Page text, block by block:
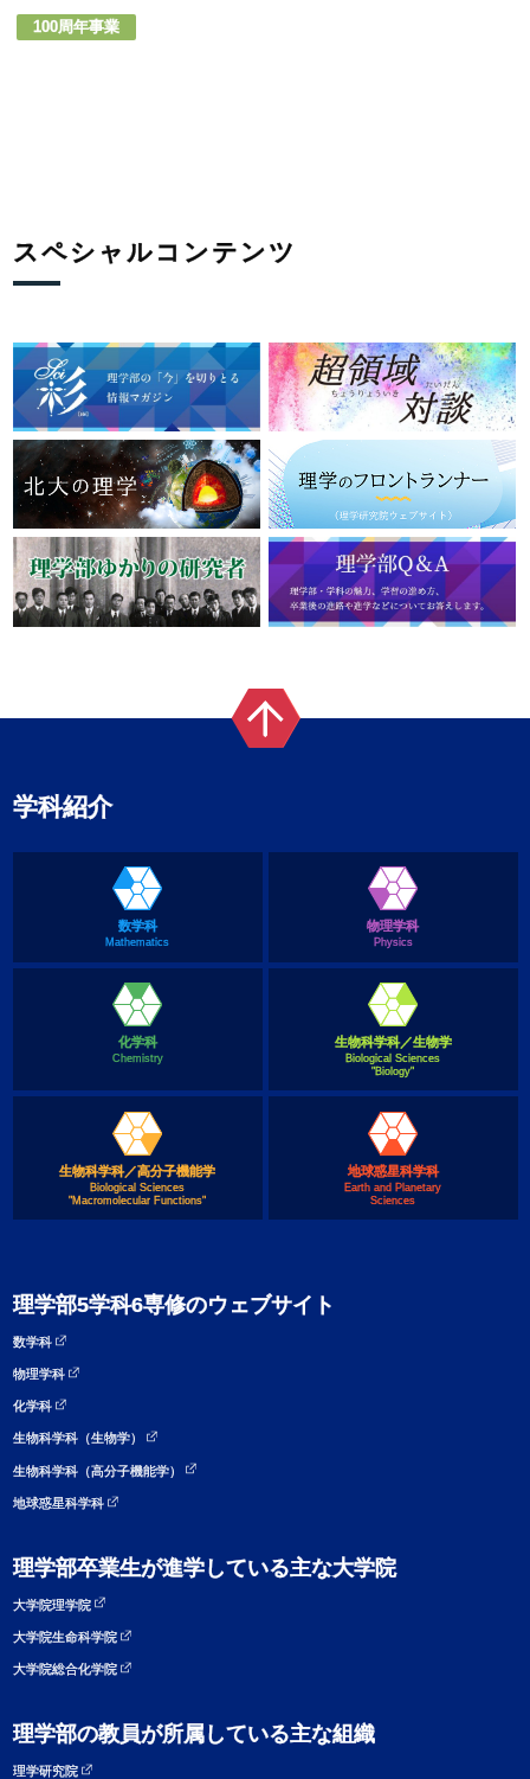
100周年事業
スペシャルコンテンツ
学科紹介
数学科
Mathematics
物理学科
Physics
化学科
Chemistry
生物科学科／生物学
Biological Sciences
"Biology"
生物科学科／高分子機能学
Biological Sciences
"Macromolecular Functions"
地球惑星科学科
Earth and Planetary
Sciences
理学部5学科6専修のウェブサイト
数学科
物理学科
化学科
生物科学科（生物学）
生物科学科（高分子機能学）
地球惑星科学科
理学部卒業生が進学している主な大学院
大学院理学院
大学院生命科学院
大学院総合化学院
理学部の教員が所属している主な組織
理学研究院